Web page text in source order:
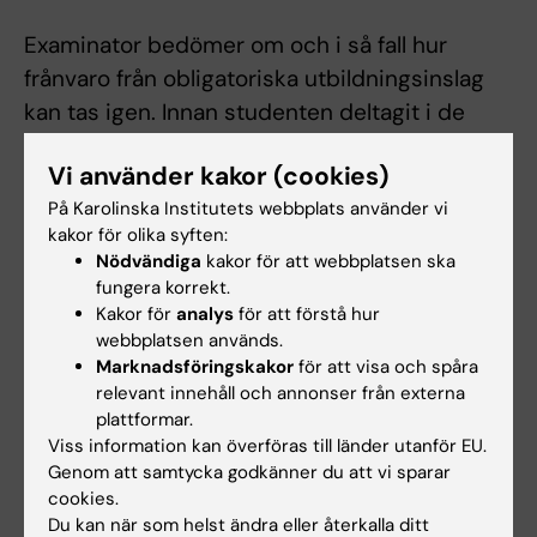
Examinator bedömer om och i så fall hur
frånvaro från obligatoriska utbildningsinslag
kan tas igen. Innan studenten deltagit i de
igen frånvaro i enlighet med examinators
anvisningar kan inte studieresultaten
slutrapporteras. Frånvaro från ett obligatoriskt
utbildningsinslag kan innebära att den
studerande inte kan ta igen tillfället förrän
nästa gång kursen ges.
Student som ej är godkänd efter ordinarie
examinationstillfälle har rätt att delta vid
ytterligare fem examinationstillfällen. Om
studenten genomfört sex underkända
Vi använder kakor (cookies)
På Karolinska Institutets webbplats använder vi
kakor för olika syften:
Nödvändiga kakor för att webbplatsen ska
fungera korrekt.
Kakor för analys för att förstå hur
webbplatsen används.
Marknadsföringskakor för att visa och spåra
relevant innehåll och annonser från externa
plattformar.
Viss information kan överföras till länder utanför EU.
Genom att samtycka godkänner du att vi sparar
cookies.
Du kan när som helst ändra eller återkalla ditt